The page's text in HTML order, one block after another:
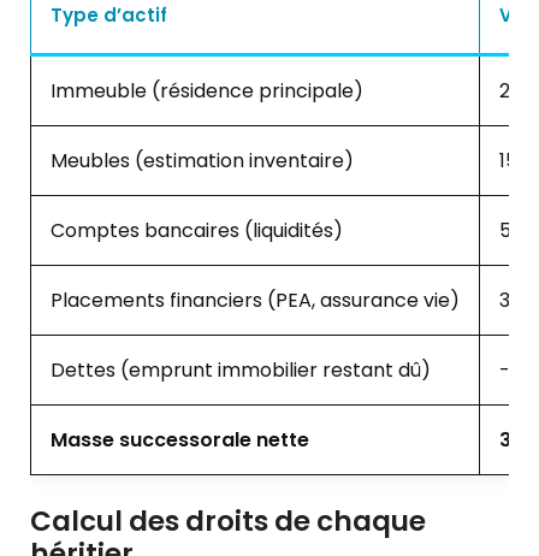
Type d’actif
Immeuble (résidence principale)
Meubles (estimation inventaire) 15
Comptes bancaires (liquidités) 50
Placements financiers (PEA, assurance vie) 35
Dettes (emprunt immobilier restant dû) -10
Masse successorale nette
Calcul des droits de chaque